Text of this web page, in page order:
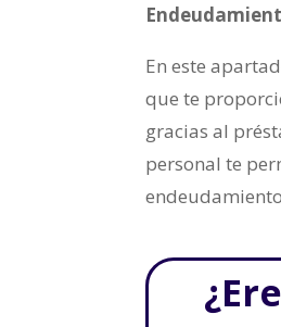
En este
que te
gracias al
personal te